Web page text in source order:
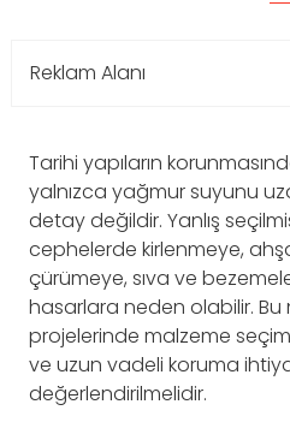
Reklam Alanı
Tarihi yapıların
yalnızca yağmur suyunu
detay değildir. Yanlış
cephelerde kirlenmeye,
çürümeye, sıva ve
hasarlara neden olabilir.
projelerinde malzeme
ve uzun vadeli koruma
değerlendirilmelidir.